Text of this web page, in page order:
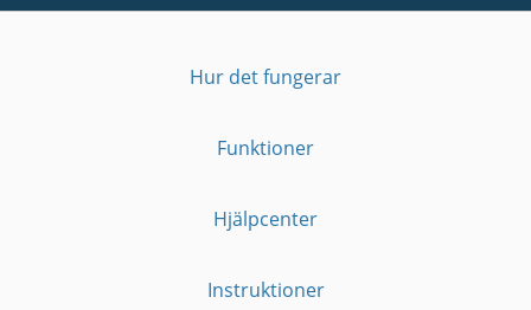
Hur det fungerar
Funktioner
Hjälpcenter
Instruktioner